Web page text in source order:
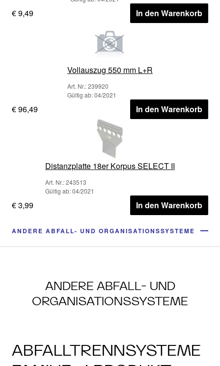
€ 9,49 In den Warenkorb
Vollauszug 550 mm L+R
Art. Nr.: 239920
Gültig ab: 04/2021
€ 96,49 In den Warenkorb
Distanzplatte 18er Korpus SELECT II
Art. Nr.: 243513
Gültig ab: 04/2021
€ 3,99 In den Warenkorb
ANDERE ABFALL- UND ORGANISATIONSSYSTEME
ANDERE ABFALL- UND
ORGANISATIONSSYSTEME
ABFALLTRENNSYSTEME